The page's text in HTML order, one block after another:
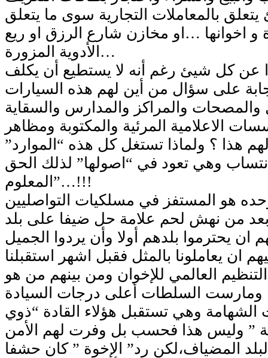
بالمعاملات التجارية سوى ما يتعلق
و اخوانها …او مخازن شارع الرزق او ريع
الأدوية المزورة…
عن كل شيئ رغم أنه لا يستطيع أن يكلف
على سؤال من أين لهم هذه السيارات
والمصحات والمراكز والمدارس والسقاية
الاعلامية المرئية والمكتوبة ومظاهر
هذا ؟ ولماذا تستغل كل هذه “الموارد”
وهي تعود في “اصولها” لذلك الحق
المعلوم”…!!!
هو المستفز في مسلكيات التواصليين
من نهش لحم علامة حل ضيفا على بلد
يحترموا بلدهم أولا وأن يردوا الجميل
ان يعاملونا بالمثل فقبل اشهر استقبلنا
العالمي للإخوان ومن بينهم من هو
ومارست السلطات أعلى درجات السيادة
وهي تستقبل هؤلاء القادة “ذوي
” وليس هذا فحسب بل وفرت لهم الأمن
المضياف،لكن رد” الإخوة ” كان حشفا